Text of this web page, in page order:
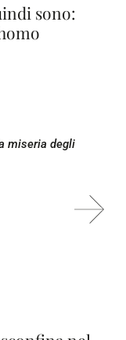
sono:
miseria degli